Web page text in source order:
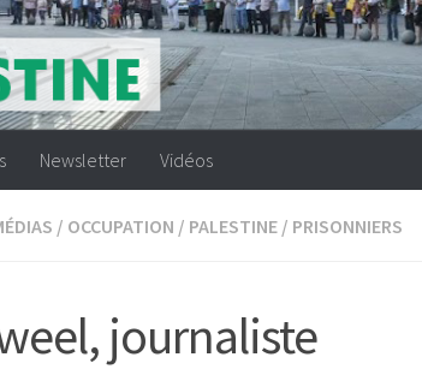
Newsletter Vidéos
/ OCCUPATION / PALESTINE / PRISONNIERS
journaliste